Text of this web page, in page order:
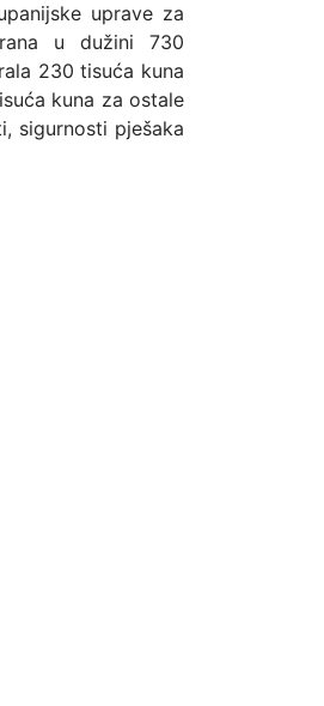
uprave za
u dužini 730
230 tisuća kuna
kuna za ostale
sigurnosti pješaka